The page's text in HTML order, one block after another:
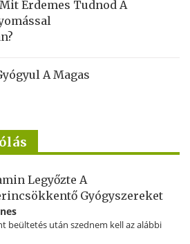
Érdemes Tudnod A
A Magas
Legyőzte A
Gyógyszereket
beültetés után szednem kell az alábbi